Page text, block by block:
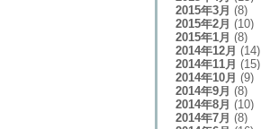
2015年3月 (8)
2015年2月 (10)
2015年1月 (8)
2014年12月 (14)
2014年11月 (15)
2014年10月 (9)
2014年9月 (8)
2014年8月 (10)
2014年7月 (8)